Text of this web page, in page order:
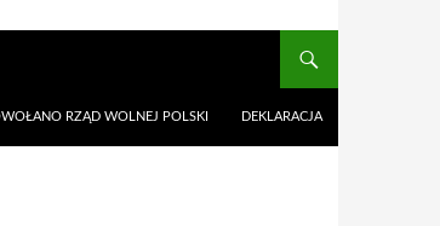
RZĄD WOLNEJ POLSKI DEKLARACJA